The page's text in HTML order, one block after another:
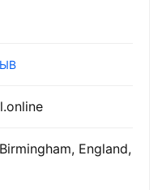
England,